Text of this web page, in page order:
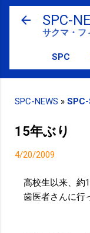
スキッ
SPC-
サクマ・フ
SPC
SPC-NEWS »
15年ぶり
4/20/2009
高校生以来、約
歯医者さんに行